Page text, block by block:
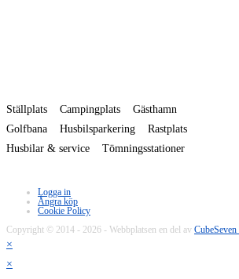
Ställplats Campingplats
Gästhamn
Golfbana
Husbilsparkering
Rastplats
Husbilar & service
Tömningsstationer
Logga in
Ångra köp
Cookie Policy
Copyright © 2014 - 2026 - Webbplatsen en del av
×
×